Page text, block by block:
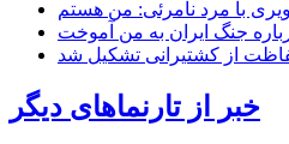
جنگ ایران به من آموخت
از کشتیرانی تشکیل شد
خبر از تارنماهای دیگر